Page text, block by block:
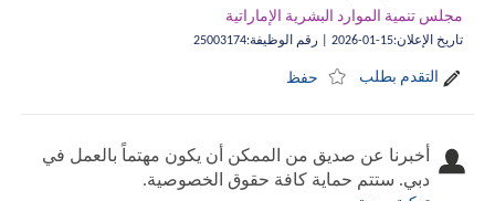
مجلس تنمية الموارد البشرية الإماراتية
تاريخ الإعلان:
15-01-2026 رقم الوظيفة:
25003174
التقدم بطلب حفظ
أخبرنا عن صديق من الممكن أن يكون مهتماً بالعمل في
دبي. ستتم حماية كافة حقوق الخصوصية.